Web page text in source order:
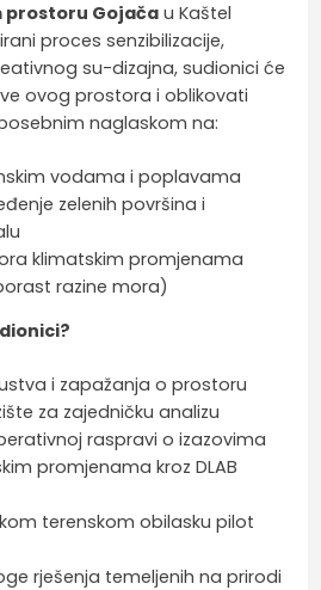
Gojača u Kaštel
proces senzibilizacije,
su-dizajna, sudionici će
ovog prostora i oblikovati
naglaskom na:
vodama i poplavama
zelenih površina i
klimatskim promjenama
razine mora)
i zapažanja o prostoru
za zajedničku analizu
raspravi o izazovima
promjenama kroz DLAB
terenskom obilasku pilot
rješenja temeljenih na prirodi